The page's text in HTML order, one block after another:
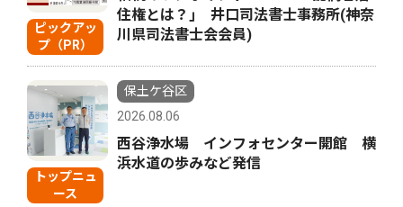
ピックアッ
プ（PR）
住権とは？｣ 井口司法書士事務所(神奈
川県司法書士会会員)
トップニュ
ース
保土ケ谷区
2026.08.06
西谷浄水場 インフォセンター開館 横
浜水道の歩みなど発信